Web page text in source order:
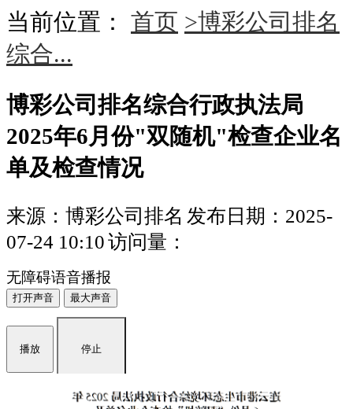
当前位置： 首页 >博彩公司排名
综合...
博彩公司排名综合行政执法局
2025年6月份"双随机"检查企业名
单及检查情况
来源：博彩公司排名 发布日期：2025-
07-24 10:10访问量：
无障碍语音播报
打开声音 最大声音
播放 停止